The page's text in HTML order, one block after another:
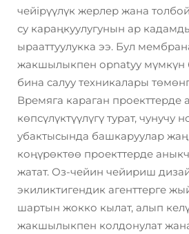
чейірүүлүк жерлер жана
су караңкуулугунын ар
ырааттуулукка ээ. Бул
жакшылыкпен орnatуу мүмкүн
бина салуу техникалары
Времяга караган проекттерде
көпсүлүктүүлүгү турат, чунучу
убактысында башкаруулар
коңүрөктөө проекттерде
жатат. Оз-чейин чейириш
экиликтигендик агенттерге
шартын жокко кылат, алып
жакшылыкпен колдонулат